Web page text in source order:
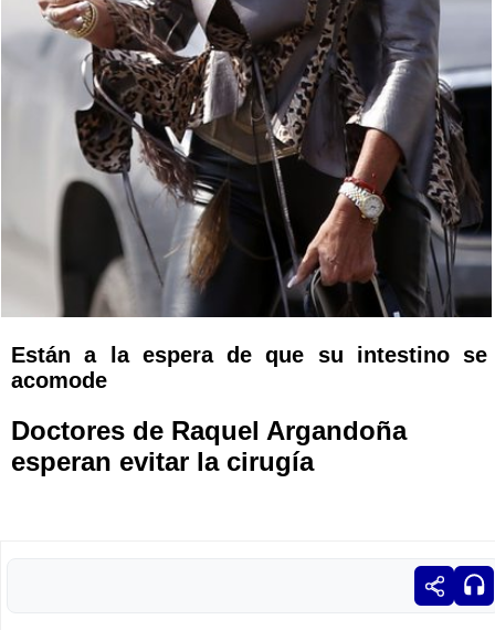
Están a la espera de que su intestino se
acomode
Doctores de Raquel Argandoña
esperan evitar la cirugía